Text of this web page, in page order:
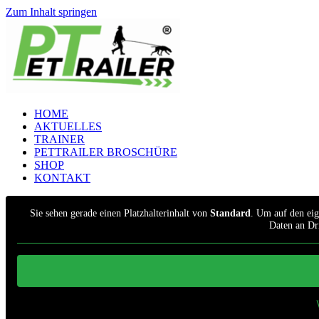
Zum Inhalt springen
HOME
AKTUELLES
TRAINER
PETTRAILER BROSCHÜRE
SHOP
KONTAKT
Sie sehen gerade einen Platzhalterinhalt von Standard. Um auf den
Daten an